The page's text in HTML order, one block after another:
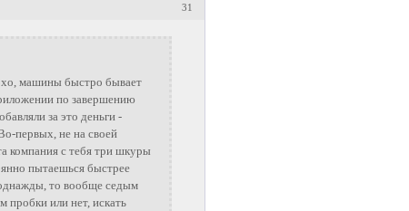
31
машины быстро бывает
по завершению
за это деньги -
первых, не на своей
компания с тебя три шкуры
пытаешься быстрее
то вообще седым
пробки или нет, искать